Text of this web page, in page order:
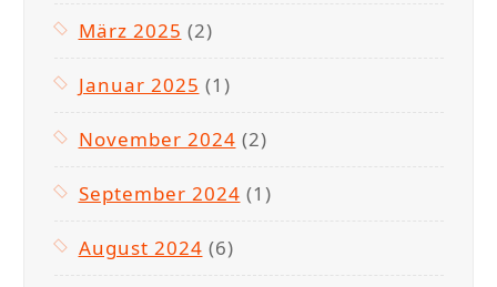
März 2025 (2)
Januar 2025 (1)
November 2024 (2)
September 2024 (1)
August 2024 (6)